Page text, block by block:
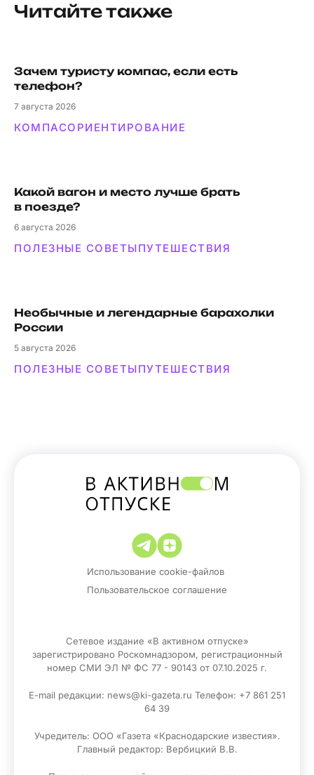
Читайте также
Зачем туристу компас, если есть
телефон?
7 августа 2026
КОМПАСОРИЕНТИРОВАНИЕ
Какой вагон и мес­то луч­ше брать
в поезде?
6 августа 2026
ПОЛЕЗНЫЕ СОВЕТЫПУТЕШЕСТВИЯ
Необычные и легендарные барахолки
России
5 августа 2026
ПОЛЕЗНЫЕ СОВЕТЫПУТЕШЕСТВИЯ
Использование cookie-файлов
Пользовательское соглашение
Сетевое издание «В активном отпуске»
зарегистрировано Роскомнадзором, регистрационный
номер СМИ ЭЛ № ФС 77 - 90143 от 07.10.2025 г.
E-mail редакции: news@ki-gazeta.ru Телефон: +7 861 251
64 39
Учредитель: ООО «Газета «Краснодарские известия».
Главный редактор: Вербицкий В.В.